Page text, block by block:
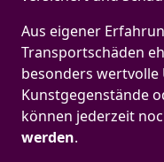
Aus eigener
Transportschäden
besonders
Kunstgegenstände
können jederzeit
werden.